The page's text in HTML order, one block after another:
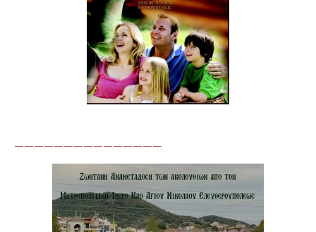
———————————————